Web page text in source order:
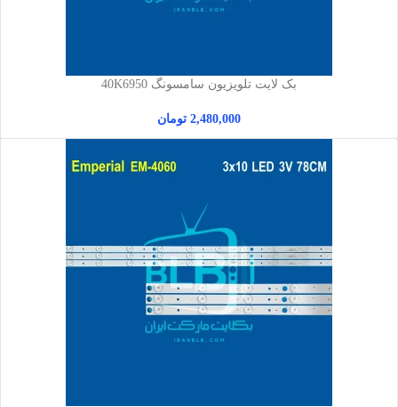
بک لایت تلویزیون سامسونگ 40K6950
2,480,000 تومان